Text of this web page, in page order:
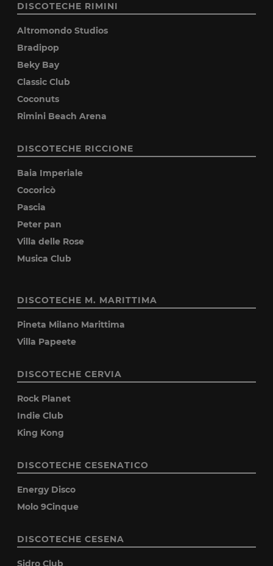
DISCOTECHE RIMINI
Altromondo Studios
Bradipop
Beky Bay
Classic Club
Coconuts
Rimini Beach Arena
DISCOTECHE RICCIONE
Baia Imperiale
Cocoricò
Pascia
Peter pan
Villa delle Rose
Musica Club
DISCOTECHE M. MARITTIMA
Pineta Milano Marittima
Villa Papeete
DISCOTECHE CERVIA
Rock Planet
Indie Club
King Kong
DISCOTECHE CESENATICO
Energy Disco
Molo 9Cinque
DISCOTECHE CESENA
Sidro Club